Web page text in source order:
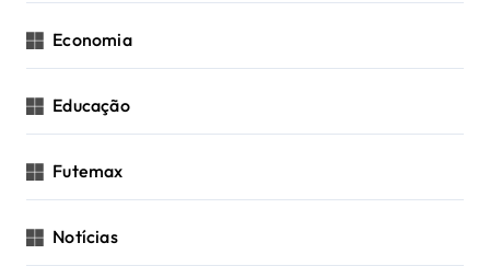
Economia
Educação
Futemax
Notícias